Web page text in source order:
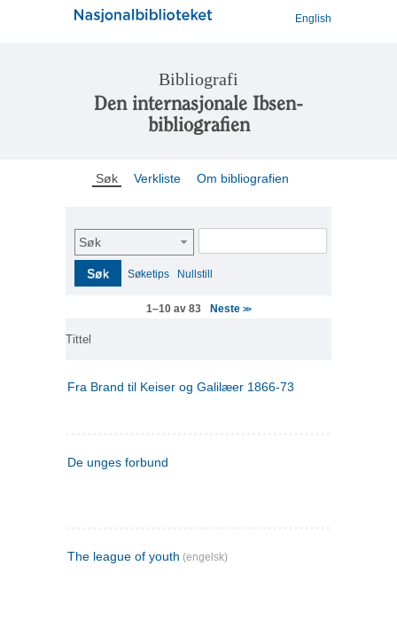
English
Bibliografi
Den internasjonale Ibsen-
bibliografien
Søk Verkliste Om bibliografien
Søk
Søk Søketips Nullstill
1–10 av 83 Neste>>
Tittel
Fra Brand til Keiser og Galilæer 1866-73
De unges forbund
The league of youth (engelsk)